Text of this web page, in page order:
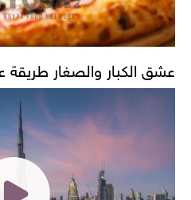
عشق الكبار والصغار طريقة